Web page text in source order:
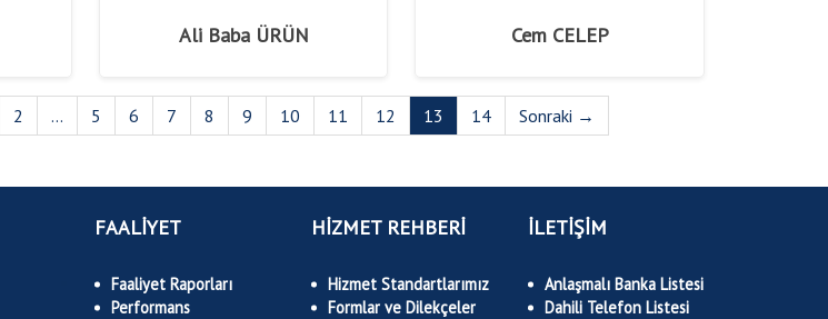
Ali Baba ÜRÜN Cem CELEP
2 ... 5 6 7 8 9 10 11 12 13 14 Sonraki →
FAALİYET
Faaliyet Raporları
Performans
HİZMET REHBERİ
Hizmet Standartlarımız
Formlar ve Dilekçeler
İLETİŞİM
Anlaşmalı Banka Listesi
Dahili Telefon Listesi